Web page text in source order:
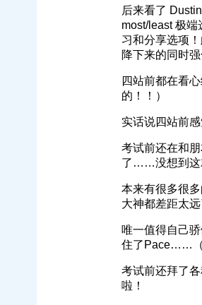
后来看了
most/least 极
习和分享选项
降下来的同时强
四站前都在看
的！！）
实话说四站前
考试前还在和
了……没想到这
本来有很多很
大神都差距太远
唯一值得自己
住了Pace……（
考试前还拜了
啦！